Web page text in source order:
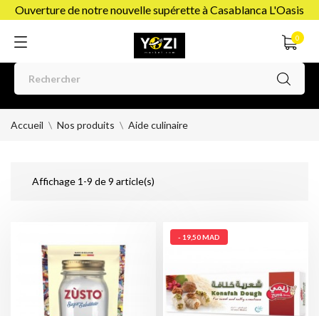
Ouverture de notre nouvelle supérette à Casablanca L'Oasis
0
Accueil Nos produits Aide culinaire
Affichage 1-9 de 9 article(s)
- 19,50 MAD